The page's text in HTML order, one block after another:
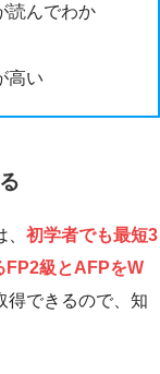
読んでわか
高い
初学者でも最短3
FP2級とAFPをW
得できるので、知